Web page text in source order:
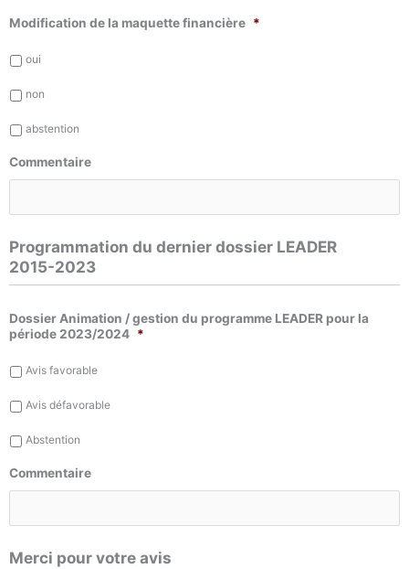
Modification de la maquette financière *
oui
non
abstention
Commentaire
Programmation du dernier dossier LEADER
2015-2023
Dossier Animation / gestion du programme LEADER pour la
période 2023/2024 *
Avis favorable
Avis défavorable
Abstention
Commentaire
Merci pour votre avis